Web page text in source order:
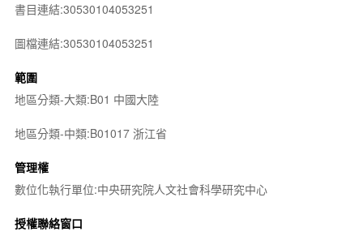
書目連結:30530104053251
圖檔連結:30530104053251
範圍
地區分類-大類:B01 中國大陸
地區分類-中類:B01017 浙江省
管理權
數位化執行單位:中央研究院人文社會科學研究中心
授權聯絡窗口